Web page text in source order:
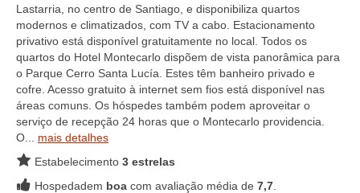
Lastarria, no centro de Santiago, e disponibiliza quartos
modernos e climatizados, com TV a cabo. Estacionamento
privativo está disponível gratuitamente no local. Todos os
quartos do Hotel Montecarlo dispõem de vista panorâmica para
o Parque Cerro Santa Lucía. Estes têm banheiro privado e
cofre. Acesso gratuito à internet sem fios está disponível nas
áreas comuns. Os hóspedes também podem aproveitar o
serviço de recepção 24 horas que o Montecarlo providencia.
O... mais detalhes
Estabelecimento 3 estrelas
Hospedadem boa com avaliação média de 7,7